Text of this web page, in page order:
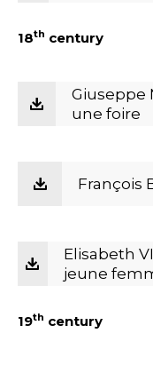
18th century
Giuseppe
une foire
François
Elisabeth
jeune
19th century